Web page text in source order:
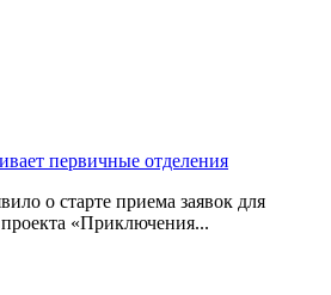
первичные отделения
о старте приема заявок для
«Приключения...